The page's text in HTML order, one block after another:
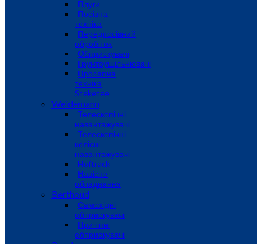
Плуги
Посівна
техніка
Передпосівний
обробіток
Обприскувачі
Грунтоущільнювачі
Просапна
техніка
Steketee
Weidemann
Телескопічні
навантажувачі
Телескопічні
колісні
навантажувачі
Hoftrack
Навісне
обладнання
Berthoud
Самохідні
обприскувачі
Причіпні
обприскувачі